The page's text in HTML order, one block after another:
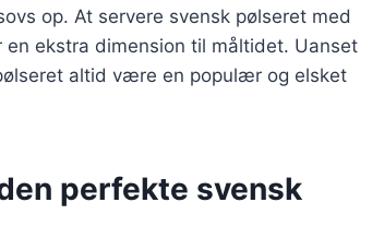
op. At servere svensk pølseret med
ekstra dimension til måltidet. Uanset
altid være en populær og elsket
perfekte svensk